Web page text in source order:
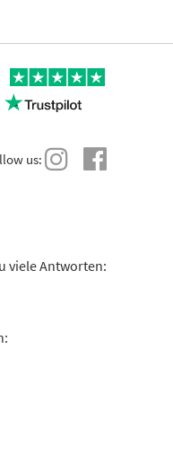
us:
viele Antworten: